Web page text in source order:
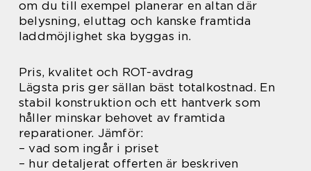
om du till exempel planerar en altan där
belysning, eluttag och kanske framtida
laddmöjlighet ska byggas in.
Pris, kvalitet och ROT-avdrag
Lägsta pris ger sällan bäst totalkostnad. En
stabil konstruktion och ett hantverk som
håller minskar behovet av framtida
reparationer. Jämför:
– vad som ingår i priset
– hur detaljerat offerten är beskriven